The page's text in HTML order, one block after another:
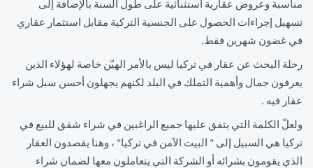
مناسبة وعروض عقارية استثنائية على طول السنة بالإضافة إلى
تسهيل إجراءات الحصول على الجنسية التركية مقابل استثمار عقاري
في غضون شهرين فقط.
رحلة البحث عن عقار في تركيا ليس بالأمر الهيّن خاصة لهؤلاء الذين
يعرفون جمال وأهمية التملك في البلد لكنهم يجهلون أحسن سبل شراء
عقار فيه .
ولعلّ الكلمة التي يتفق عليها جميع الراغبين في شراء شقق للبيع في
تركيا هي السبيل إلى " البيت الآمن في تركيا" ، وهنا يقصدون العقار
الذي يقومون بشرائه أو الشركة التي يتعاملون معها لضمان شراء